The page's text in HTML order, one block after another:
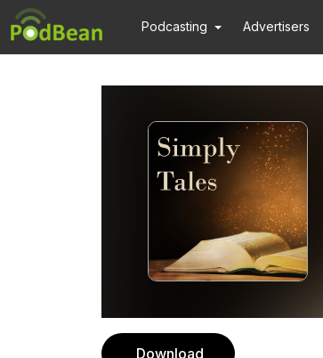
Podcasting Advertisers
Download